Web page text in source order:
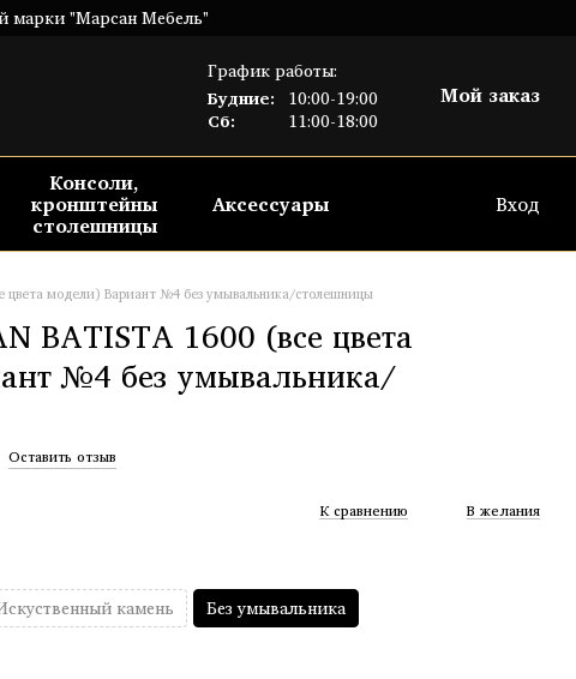
марки "Марсан Мебель"
График работы:
Будние: 10:00-19:00
Сб:
11:00-18:00
Мой заказ
Консоли,
кронштейны
столешницы
Аксессуары Вход
цвета модели) Вариант №4 без умывальника/столешницы
BATISTA 1600 (все цвета
№4 без умывальника/
Оставить отзыв
К сравнению В желания
камень Без умывальника